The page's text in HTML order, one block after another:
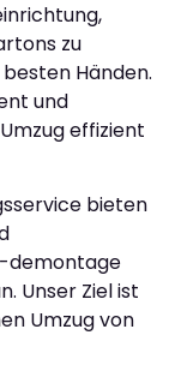
zu
Händen.
und
effizient
bieten
demontage
Unser Ziel ist
Umzug von